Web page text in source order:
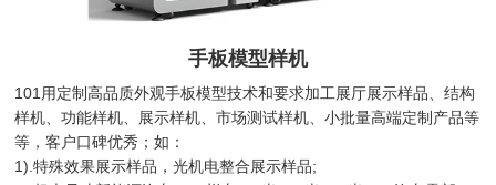
手板模型样机
101用定制高品质外观手板模型技术和要求加工展厅展示样品、结构
样机、功能样机、展示样机、市场测试样机、小批量高端定制产品等
等，客户口碑优秀；如：
1).特殊效果展示样品，光机电整合展示样品;